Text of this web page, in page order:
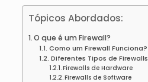
Tópicos Abordados:
O que é um Firewall?
Como um Firewall Funciona?
Diferentes Tipos de Firewalls
Firewalls de Hardware
Firewalls de Software